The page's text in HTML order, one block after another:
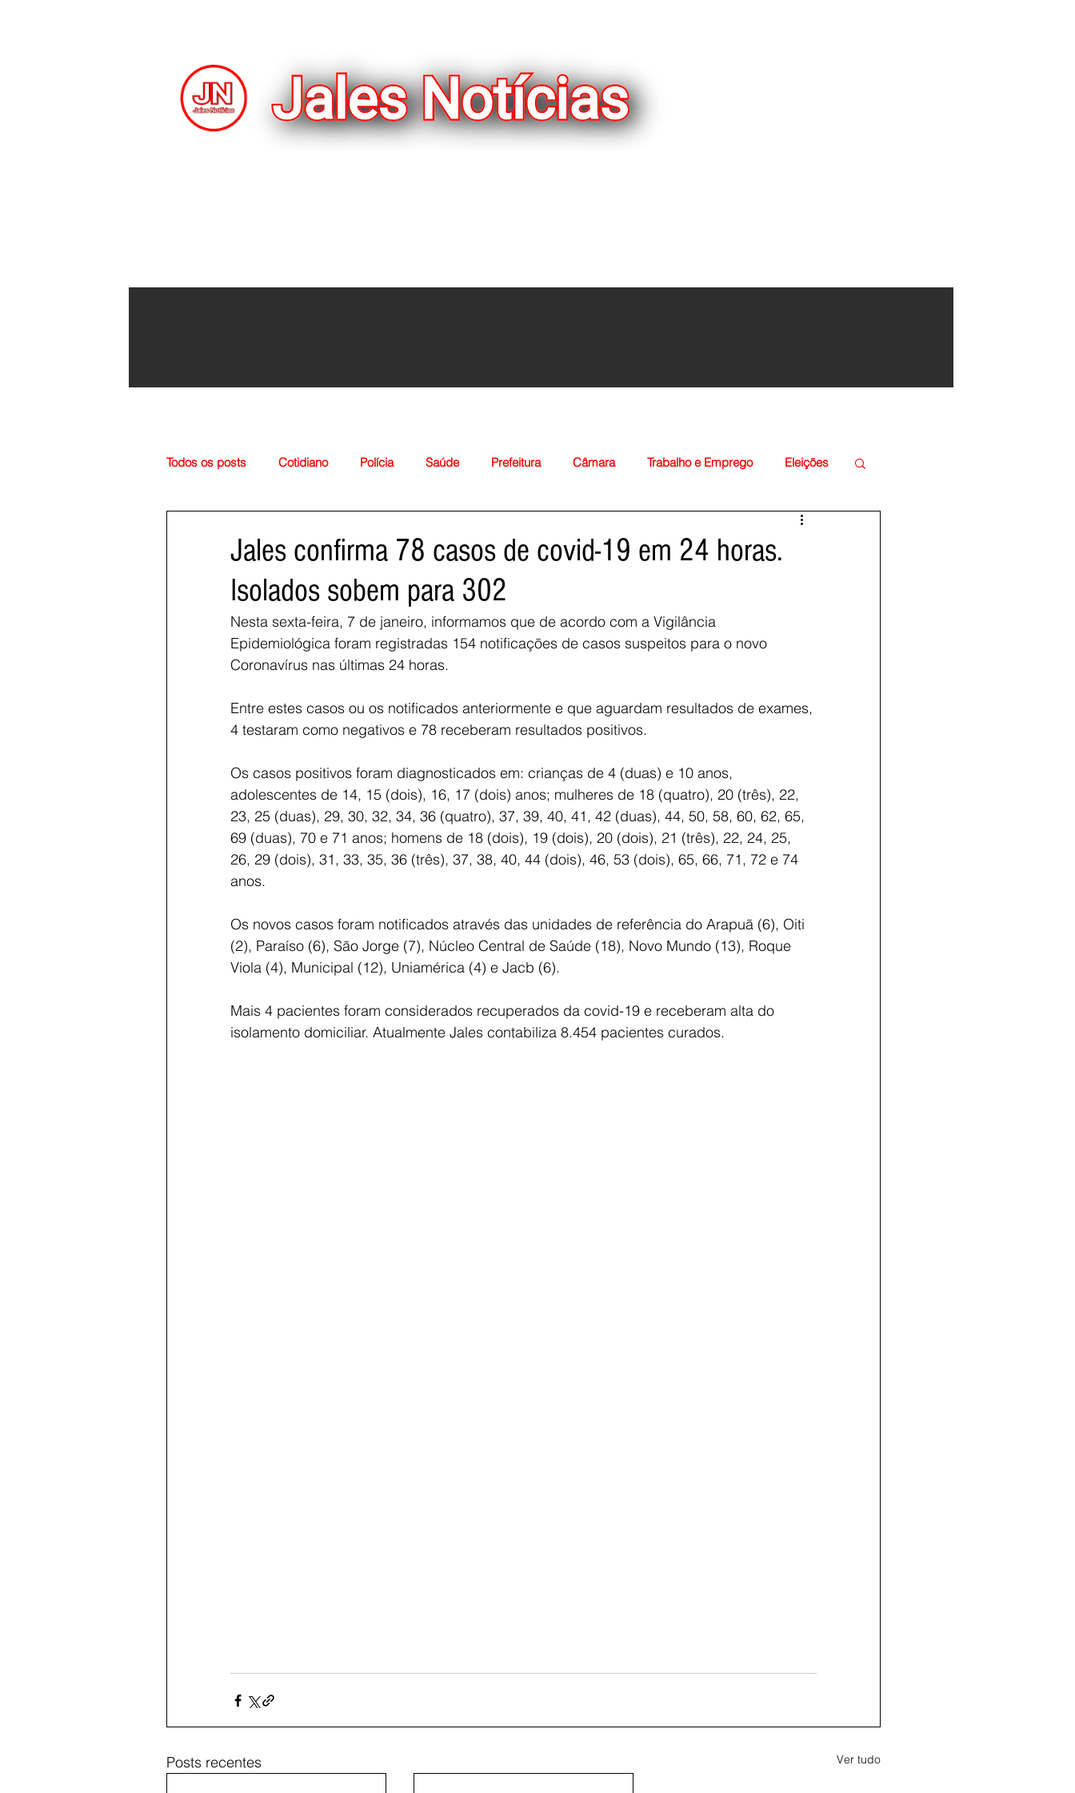
Todos os posts Cotidiano Polícia Saúde Prefeitura Câmara Trabalho e Emprego Eleições
Jales confirma 78 casos de covid-19 em 24 horas.
Isolados sobem para 302
Nesta sexta-feira, 7 de janeiro, informamos que de acordo com a Vigilância
Epidemiológica foram registradas 154 notificações de casos suspeitos para o novo
Coronavírus nas últimas 24 horas.
Entre estes casos ou os notificados anteriormente e que aguardam resultados de exames,
4 testaram como negativos e 78 receberam resultados positivos.
Os casos positivos foram diagnosticados em: crianças de 4 (duas) e 10 anos,
adolescentes de 14, 15 (dois), 16, 17 (dois) anos; mulheres de 18 (quatro), 20 (três), 22,
23, 25 (duas), 29, 30, 32, 34, 36 (quatro), 37, 39, 40, 41, 42 (duas), 44, 50, 58, 60, 62, 65,
69 (duas), 70 e 71 anos; homens de 18 (dois), 19 (dois), 20 (dois), 21 (três), 22, 24, 25,
26, 29 (dois), 31, 33, 35, 36 (três), 37, 38, 40, 44 (dois), 46, 53 (dois), 65, 66, 71, 72 e 74
anos.
Os novos casos foram notificados através das unidades de referência do Arapuã (6), Oiti
(2), Paraíso (6), São Jorge (7), Núcleo Central de Saúde (18), Novo Mundo (13), Roque
Viola (4), Municipal (12), Uniamérica (4) e Jacb (6).
Mais 4 pacientes foram considerados recuperados da covid-19 e receberam alta do
isolamento domiciliar. Atualmente Jales contabiliza 8.454 pacientes curados.
Posts recentes Ver tudo